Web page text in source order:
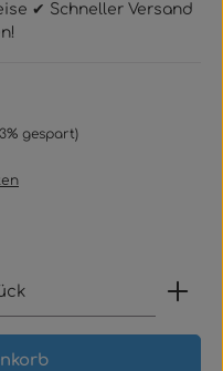
✔ Schneller Versand
gespart)
gewünschten Wert